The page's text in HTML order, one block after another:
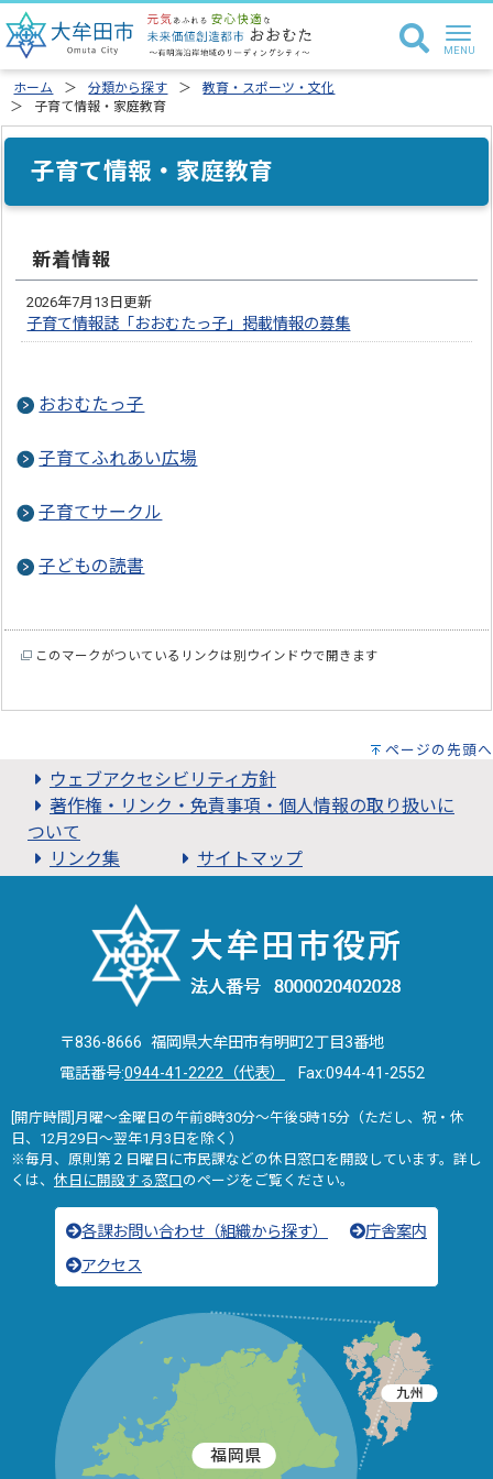
ホーム 分類から探す
教育・スポーツ・文化
子育て情報・家庭教育
子育て情報・家庭教育
新着情報
2026年7月13日更新
子育て情報誌「おおむたっ子」掲載情報の募集
おおむたっ子
子育てふれあい広場
子育てサークル
子どもの読書
このマークがついているリンクは別ウインドウで開きます
ページの先頭へ
ウェブアクセシビリティ方針
著作権・リンク・免責事項・個人情報の取り扱いに
ついて
リンク集
サイトマップ
〒836-8666 福岡県大牟田市有明町2丁目3番地
電話番号:0944-41-2222（代表） Fax:0944-41-2552
[開庁時間]月曜～金曜日の午前8時30分～午後5時15分（ただし、祝・休
日、12月29日～翌年1月3日を除く）
※毎月、原則第２日曜日に市民課などの休日窓口を開設しています。詳し
くは、 休日に開設する窓口のページをご覧ください。
各課お問い合わせ（組織から探す）
庁舎案内
アクセス